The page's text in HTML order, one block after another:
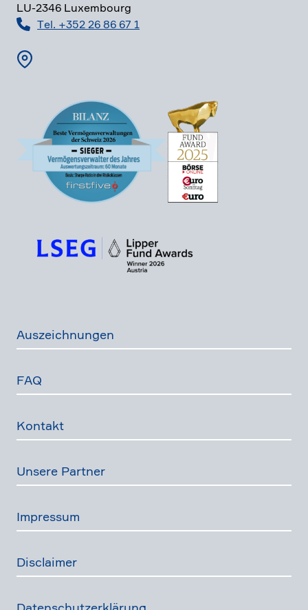
LU-2346 Luxem­bourg
Tel. +352 26 86 67 1
Auszeich­nungen
FAQ
Kontakt
Unsere Partner
Impressum
Disclaimer